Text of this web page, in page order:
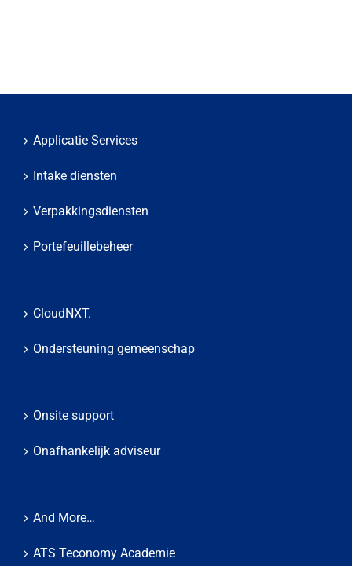
Applicatie Services
Intake diensten
Verpakkingsdiensten
Portefeuillebeheer
CloudNXT.
Ondersteuning gemeenschap
Onsite support
Onafhankelijk adviseur
And More…
ATS Teconomy Academie